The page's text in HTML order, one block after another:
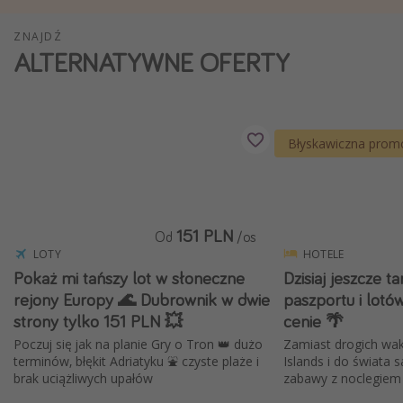
City Break
Więcej tematów
Newsy, ciekawostki, porady podróżnicze
Najlepsze aplikacje podróżnicze
Kalendarz podróży
ZNAJDŹ
ALTERNATYWNE OFERTY
LOTY
Pokaż mi tańszy lot w słoneczne
rejony Europy 🌊 Dubrownik w dwie
strony tylko 151 PLN 💥
Poczuj się jak na planie Gry o Tron 👑 dużo
terminów, błękit Adriatyku ⛲ czyste plaże i
brak uciążliwych upałów
Od 151 PLN /os
Błyskawiczna
HOTELE
Dzisiaj jeszcze
paszportu i
cenie 🌴
Zamiast drogich
Islands i do świata
zabawy z